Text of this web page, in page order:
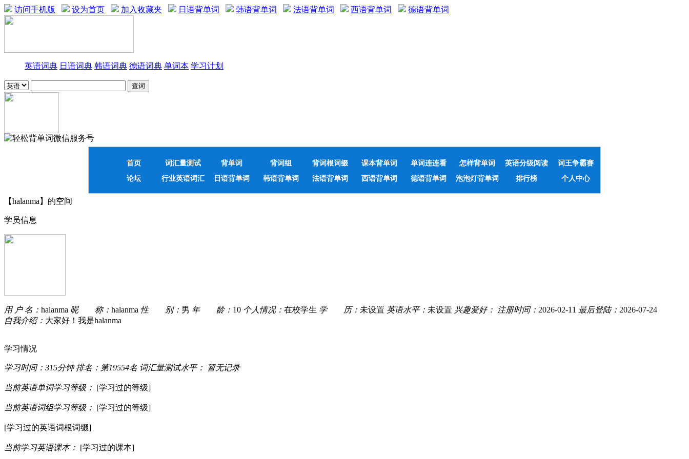
访问手机版 设为首页 加入收藏夹 日语背单词 韩语背单词 法语背单词 西语背单词 德语背单词
英语词典 日语词典 韩语词典 德语词典 单词本 学习计划
首页 词汇量测试 背单词 背词组 背词根词缀 课本背单词 单词连连看 怎样背单词 英语分级阅读
词王争霸赛
论坛
行业英语词汇 日语背单词 韩语背单词 法语背单词 西语背单词 德语背单词 泡泡灯背单词 排行榜 个人中心
【halanma】的空间
学员信息
用 户 名： halanma 昵 称： halanma 性 别： 男 年 龄： 10 个人情况： 在校学生 学 历： 未设置 英语水平： 未设置 兴趣爱好： 注册时间： 2026-02-11 最后登陆： 2026-07-24
自我介绍： 大家好！我是halanma
学习情况
学习时间： 315分钟 排名： 第19554名 词汇量测试水平： 暂无记录
当前英语单词学习等级： [学习过的等级]
当前英语词组学习等级： [学习过的等级]
[学习过的英语词根词缀]
当前学习英语课本： [学习过的课本]